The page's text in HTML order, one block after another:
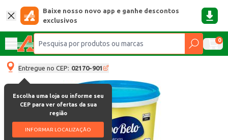
Baixe nosso novo app e ganhe descontos
exclusivos
0
Entregue no CEP: 02170-901
Escolha uma loja ou informe seu
CEP para ver ofertas da sua
região
INFORMAR LOCALIZAÇÃO